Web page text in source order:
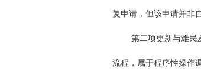
复申请，但该申请并非
第二项更新与难民
流程，属于程序性操作